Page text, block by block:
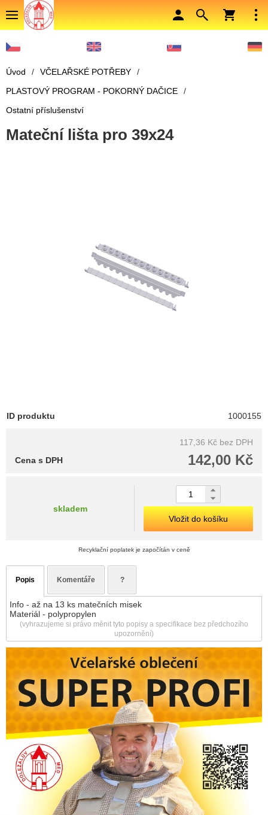
Úvod / VČELAŘSKÉ POTŘEBY
/
PLASTOVÝ PROGRAM - POKORNÝ DAČICE
/
Ostatní příslušenství
Mateční lišta pro 39x24
ID produktu 1000155
117,36 Kč bez DPH
142,00 Kč
Cena s DPH
skladem
Vložit do košíku
Recyklační poplatek je započítán v ceně
Popis Komentáře ?
Info - až na 13 ks matečních misek
Materiál - polypropylen
(vyhrazujeme si právo měnit tyto popisy a specifikace bez předchozího
upozornění)